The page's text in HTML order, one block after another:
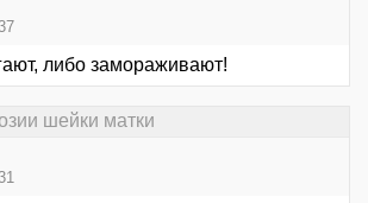
либо замораживают!
шейки матки